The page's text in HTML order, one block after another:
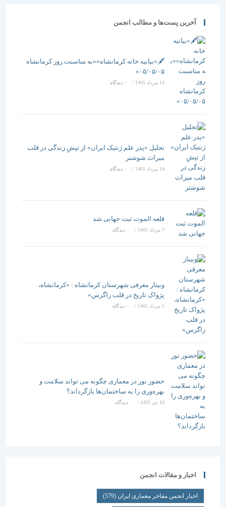
آخرین پست‌ها و مطالب انجمن
🖋️«بیانیه خانه کرمانشاه»«به مناسبت روز کرمانشاه
۰۵/۰۵/۰۵»
/ ۰ دیدگاه
تجلیل «پدر علم ژنتیک ایران» از تپشِ زندگی در قلب
میراث شوشتر
14 مرداد 1405 / ۰ دیدگاه
قلعه الموت ثبت جهانی شد
/ ۰ دیدگاه
وبینار معرفی شهرستان کرمانشاه : «کرمانشاه،
پژواک تاریخ در قلب زاگرس»
5 مرداد 1405 / ۰ دیدگاه
حضور نور در معماری چگونه می تواند سلامت و
بهره‌وری را به ساختمان‌ها بازگرداند؟
/ ۰ دیدگاه
اخبار و مقالات انجمن
اخبار انجمن مفاخر معماری ایران (579)